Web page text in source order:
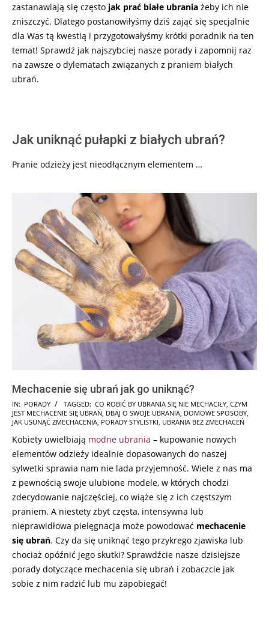
zastanawiają się często jak prać białe ubrania żeby ich nie
zniszczyć. Dlatego postanowiłyśmy dziś zająć się specjalnie
dla Was tą kwestią i przygotowałyśmy krótki poradnik na ten
temat! Sprawdź jak najszybciej nasze porady i zapomnij raz
na zawsze o dylematach związanych z praniem białych
ubrań.
Jak uniknąć pułapki z białych ubrań?
Pranie odzieży jest nieodłącznym elementem …
Mechacenie się ubrań jak go uniknąć?
2025-
07-
IN: PORADY TAGGED: CO ROBIĆ BY UBRANIA SIĘ NIE MECHACIŁY, CZYM
JEST MECHACENIE SIĘ UBRAŃ, DBAJ O SWOJE UBRANIA, DOMOWE SPOSOBY,
JAK USUNĄĆ ZMECHACENIA, PORADY STYLISTKI, UBRANIA BEZ ZMECHACEŃ
Kobiety uwielbiają modne ubrania – kupowanie nowych
elementów odzieży idealnie dopasowanych do naszej
sylwetki sprawia nam nie lada przyjemność. Wiele z nas ma
z pewnością swoje ulubione modele, w których chodzi
zdecydowanie najczęściej, co wiąże się z ich częstszym
praniem. A niestety zbyt częsta, intensywna lub
nieprawidłowa pielęgnacja może powodować mechacenie
się ubrań. Czy da się uniknąć tego przykrego zjawiska lub
chociaż opóźnić jego skutki? Sprawdźcie nasze dzisiejsze
porady dotyczące mechacenia się ubrań i zobaczcie jak
sobie z nim radzić lub mu zapobiegać!